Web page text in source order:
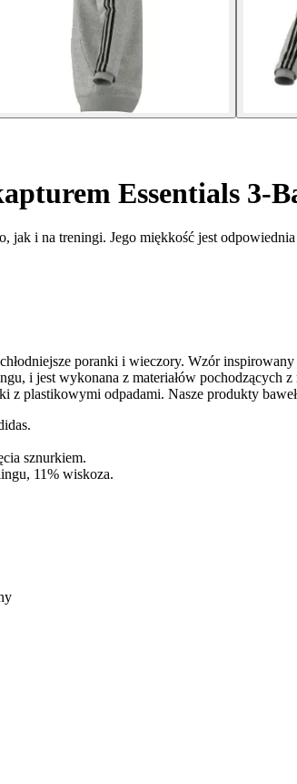
Essentials 3-
jak i na treningi. Jego miękkość jest
poranki i wieczory. Wzór
i jest wykonana z materiałów
z plastikowymi odpadami. Nasze produkty
sznurkiem.
11% wiskoza.